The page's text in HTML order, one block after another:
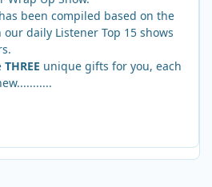
been compiled based on the
daily Listener Top 15 shows
THREE unique gifts for you, each